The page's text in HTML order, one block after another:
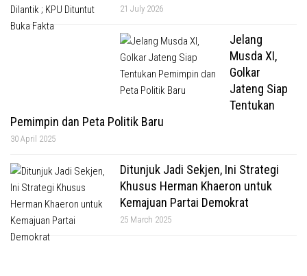
21 July 2026
Jelang
Musda XI,
Golkar
Jateng Siap
Tentukan
Pemimpin dan Peta Politik Baru
30 April 2025
Ditunjuk Jadi Sekjen, Ini Strategi
Khusus Herman Khaeron untuk
Kemajuan Partai Demokrat
25 March 2025